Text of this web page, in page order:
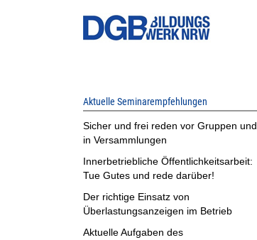
Aktuelle Seminarempfehlungen
Sicher und frei reden vor Gruppen und
in Versammlungen
Innerbetriebliche Öffentlichkeitsarbeit:
Tue Gutes und rede darüber!
Der richtige Einsatz von
Überlastungsanzeigen im Betrieb
Aktuelle Aufgaben des